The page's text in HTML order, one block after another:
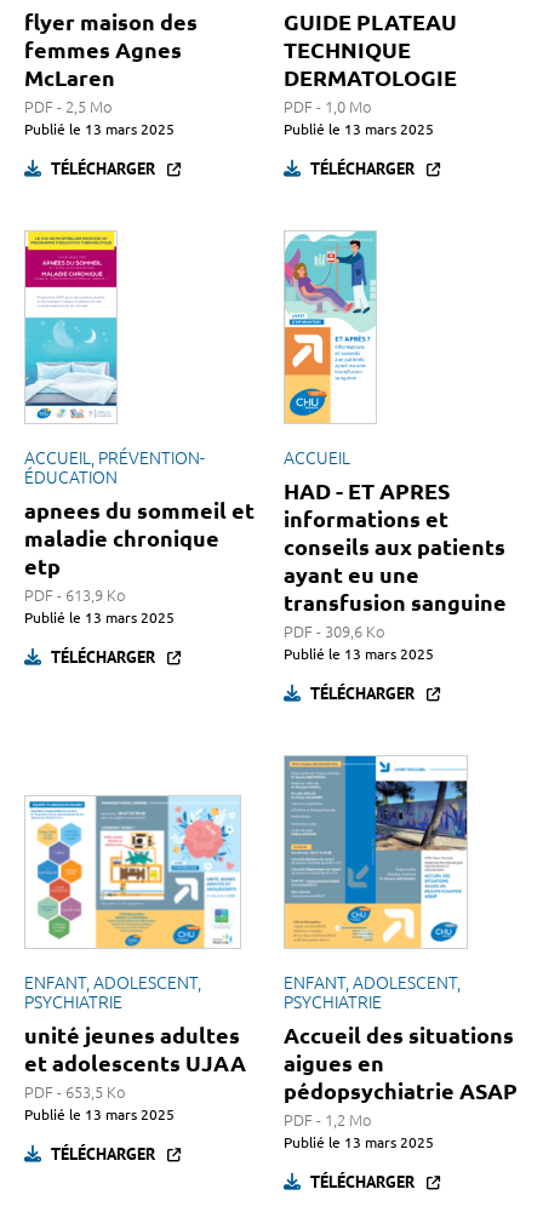
flyer maison des
femmes Agnes
McLaren
PDF - 2,5 Mo
Publié le 13 mars 2025
TÉLÉCHARGER
GUIDE PLATEAU
TECHNIQUE
DERMATOLOGIE
PDF - 1,0 Mo
Publié le 13 mars 2025
TÉLÉCHARGER
ACCUEIL, PRÉVENTION-
ÉDUCATION
apnees du sommeil et
maladie chronique
etp
PDF - 613,9 Ko
Publié le 13 mars 2025
TÉLÉCHARGER
ACCUEIL
HAD - ET APRES
informations et
conseils aux patients
ayant eu une
transfusion sanguine
PDF - 309,6 Ko
Publié le 13 mars 2025
TÉLÉCHARGER
ENFANT, ADOLESCENT,
PSYCHIATRIE
unité jeunes adultes
et adolescents UJAA
PDF - 653,5 Ko
Publié le 13 mars 2025
TÉLÉCHARGER
ENFANT, ADOLESCENT,
PSYCHIATRIE
Accueil des situations
aigues en
pédopsychiatrie ASAP
PDF - 1,2 Mo
Publié le 13 mars 2025
TÉLÉCHARGER